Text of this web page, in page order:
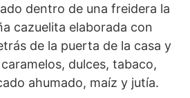
dentro de una freidera la
cazuelita elaborada con
de la puerta de la casa y
dulces, tabaco,
ahumado, maíz y jutía.